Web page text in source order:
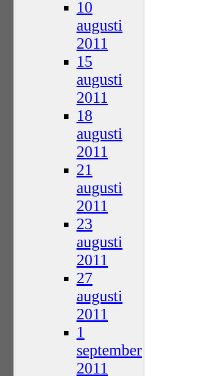
10
augusti
2011
15
augusti
2011
18
augusti
2011
21
augusti
2011
23
augusti
2011
27
augusti
2011
1
september
2011